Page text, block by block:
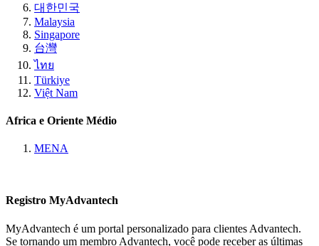
대한민국
Malaysia
Singapore
台灣
ไทย
Türkiye
Việt Nam
Africa e Oriente Médio
MENA
Registro MyAdvantech
MyAdvantech é um portal personalizado para clientes Advantech.
Se tornando um membro Advantech, você pode receber as últimas